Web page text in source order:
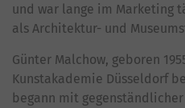
und war lange im Marketing
als Architektur- und
Günter Malchow, geboren
Kunstakademie Düsseldorf
begann mit